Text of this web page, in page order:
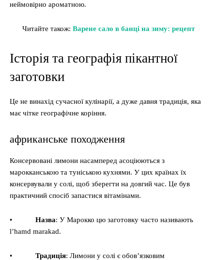
неймовірно ароматною.
Читайте також: Варене сало в банці на зиму: рецепт
Історія та географія пікантної
заготовки
Це не винахід сучасної кулінарії, а дуже давня традиція, яка
має чітке географічне коріння.
африканське походження
Консервовані лимони насамперед асоціюються з
марокканською та туніською кухнями. У цих країнах їх
консервували у солі, щоб зберегти на довгий час. Це був
практичний спосіб запастися вітамінами.
• Назва: У Марокко цю заготовку часто називають
l’hamd marakad.
• Традиція: Лимони у солі є обов’язковим